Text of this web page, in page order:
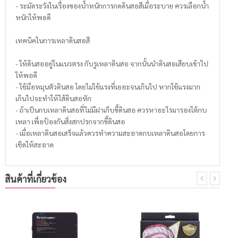
- ระมัดระวังในเรื่องของน้ำหนักการกดดินสอสีเมื่อระบาย ควรเลือกน้ำ
หนักให้พอดี
เทคนิคในการเหลาดินสอสี
- ให้ดินสออยู่ในแนวตรง กับรูเหลาดินสอ จากนั้นนำดินสอเสียบเข้าไป
ให้พอดี
- ใช้มือหมุนตัวดินสอ โดยไม่ใช้แรงที่เยอะจนเกินไป หากใช้แรงมาก
เกินไปจะทำให้ไส้ดินสอหัก
- ถ้าเป็นกบเหลาดินสอที่ไม่มีฝาเก็บขี้ดินสอ ควรหาอะไรมารองใต้กบ
เหลา เพื่อป้องกันสิ่งสกปรกจากขึ้ดินสอ
- เมื่อเหลาดินสอเสร็จแล้วควรทำความสะอาดกบเหลาดินสอโดยการ
เช็ดให้สะอาด
สินค้าที่เกี่ยวข้อง